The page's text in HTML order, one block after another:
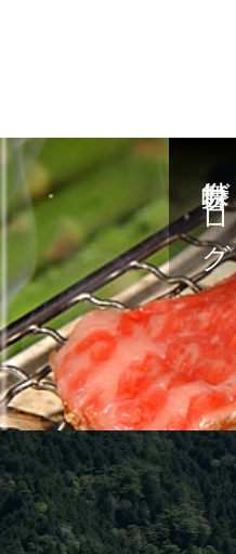
舞台峠ブログ